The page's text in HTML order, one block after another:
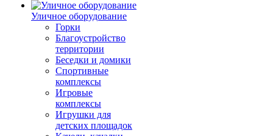
Уличное оборудование
Горки
Благоустройство
территории
Беседки и домики
Спортивные
комплексы
Игровые
комплексы
Игрушки для
детских площадок